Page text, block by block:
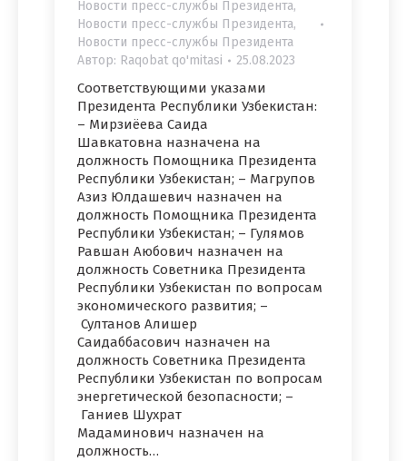
Новости пресс-службы Президента,
Новости пресс-службы Президента,
Новости пресс-службы Президента
Автор: Raqobat qo'mitasi 25.08.2023
Соответствующими указами
Президента Республики Узбекистан:
– Мирзиёева Саида
Шавкатовна назначена на
должность Помощника Президента
Республики Узбекистан; – Магрупов
Азиз Юлдашевич назначен на
должность Помощника Президента
Республики Узбекистан; – Гулямов
Равшан Аюбович назначен на
должность Советника Президента
Республики Узбекистан по вопросам
экономического развития; –
Султанов Алишер
Саидаббасович назначен на
должность Советника Президента
Республики Узбекистан по вопросам
энергетической безопасности; –
Ганиев Шухрат
Мадаминович назначен на
должность…